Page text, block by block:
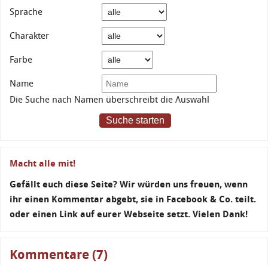
Sprache
Charakter
Farbe
Name
Die Suche nach Namen überschreibt die Auswahl
Suche starten
Macht alle mit!
Gefällt euch diese Seite? Wir würden uns freuen, wenn
ihr einen Kommentar abgebt, sie in Facebook & Co. teilt.
oder einen Link auf eurer Webseite setzt. Vielen Dank!
Kommentare (7)